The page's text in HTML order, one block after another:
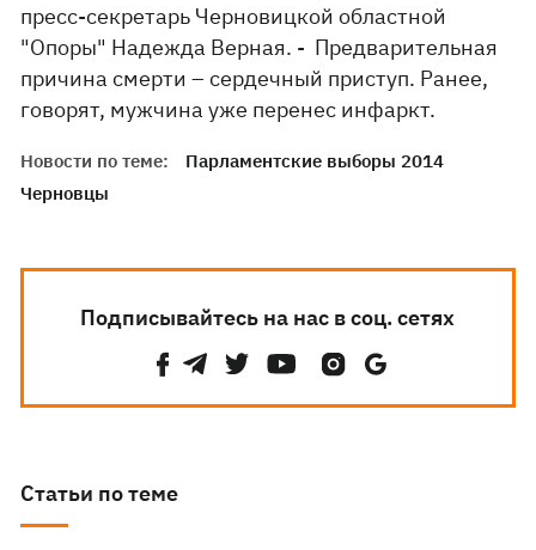
пресс-секретарь Черновицкой областной
"Опоры" Надежда Верная. - Предварительная
причина смерти – сердечный приступ. Ранее,
говорят, мужчина уже перенес инфаркт.
Новости по теме:
Парламентские выборы 2014
Черновцы
Подписывайтесь на нас в соц. сетях
Статьи по теме